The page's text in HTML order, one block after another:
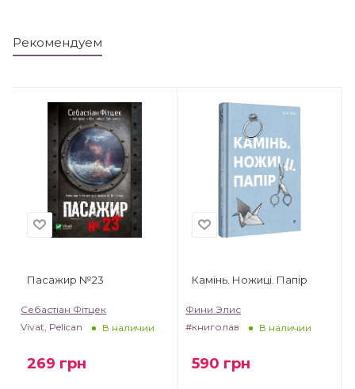
Рекомендуем
Пасажир №23
Себастіан Фітцек
Vivat, Pelican
В наличии
269 грн
Камінь. Ножиці. Папір
Фини Элис
#книголав
В наличии
590 грн